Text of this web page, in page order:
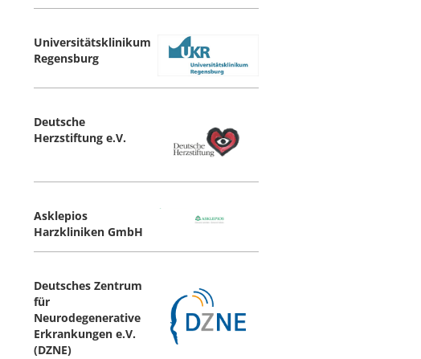
Universitätsklinikum
Regensburg
Deutsche
Herzstiftung e.V.
Asklepios
Harzkliniken GmbH
Deutsches Zentrum
für
Neurodegenerative
Erkrankungen e.V.
(DZNE)